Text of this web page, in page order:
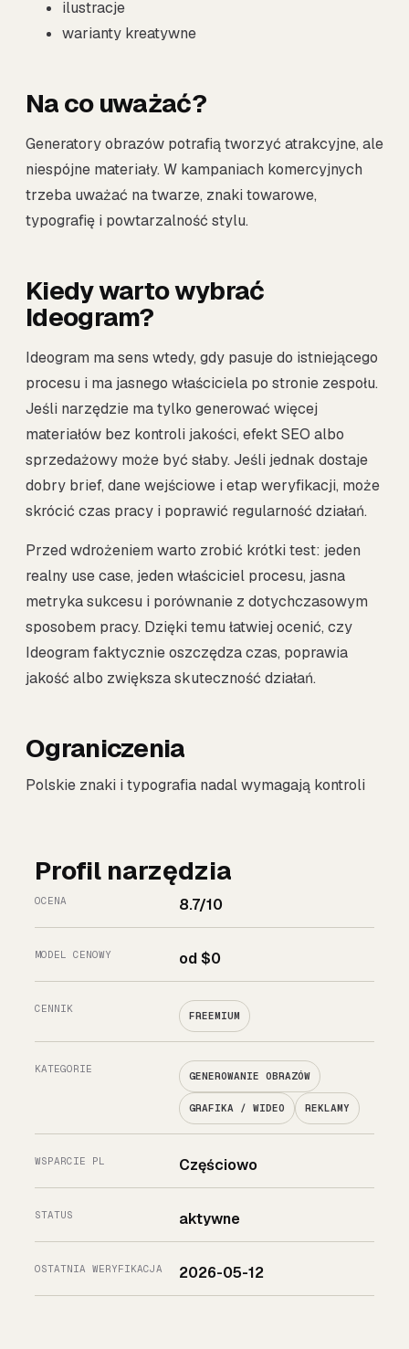
ilustracje
warianty kreatywne
Na co uważać?
Generatory obrazów potrafią tworzyć atrakcyjne, ale
niespójne materiały. W kampaniach komercyjnych
trzeba uważać na twarze, znaki towarowe,
typografię i powtarzalność stylu.
Kiedy warto wybrać
Ideogram?
Ideogram ma sens wtedy, gdy pasuje do istniejącego
procesu i ma jasnego właściciela po stronie zespołu.
Jeśli narzędzie ma tylko generować więcej
materiałów bez kontroli jakości, efekt SEO albo
sprzedażowy może być słaby. Jeśli jednak dostaje
dobry brief, dane wejściowe i etap weryfikacji, może
skrócić czas pracy i poprawić regularność działań.
Przed wdrożeniem warto zrobić krótki test: jeden
realny use case, jeden właściciel procesu, jasna
metryka sukcesu i porównanie z dotychczasowym
sposobem pracy. Dzięki temu łatwiej ocenić, czy
Ideogram faktycznie oszczędza czas, poprawia
jakość albo zwiększa skuteczność działań.
Ograniczenia
Polskie znaki i typografia nadal wymagają kontroli
Profil narzędzia
OCENA 8.7/10
MODEL CENOWY od $0
CENNIK
FREEMIUM
KATEGORIE
GENEROWANIE OBRAZÓW
GRAFIKA / WIDEO REKLAMY
WSPARCIE PL Częściowo
STATUS aktywne
OSTATNIA WERYFIKACJA 2026-05-12